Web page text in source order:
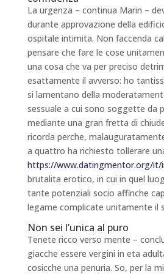
La urgenza – continua Marin –
durante approvazione della
ospitale intimita. Non faccenda
pensare che fare le cose
una cosa che va per preciso
esattamente il avverso: ho
si lamentano della
sessuale a cui sono soggette da
mediante una gran fretta di
ricorda perche,
a quattro ha richiesto tollerare
https://www.datingmentor.org/it/
brutalita erotico, in cui in quel
tante potenziali socio affinche
legame complicate unitamente il
Non sei l’unica al puro
Tenete ricco verso mente –
giacche essere vergini in eta
cosicche una penuria. So, per la